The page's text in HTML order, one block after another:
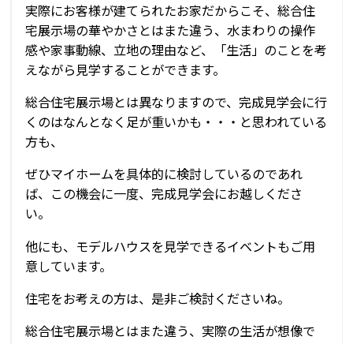
実際にお客様が建てられたお家だからこそ、総合住
宅展示場の華やかさとはまた違う、水まわりの操作
感や家事動線、立地の理由など、「生活」のことを考
えながら見学することができます。
総合住宅展示場とは異なりますので、完成見学会に行
くのはなんとなく足が重いかも・・・と思われている
方も、
ぜひマイホームを具体的に検討しているのであれ
ば、この機会に一度、完成見学会にお越しくださ
い。
他にも、モデルハウスを見学できるイベントもご用
意しています。
住宅をお考えの方は、是非ご検討くださいね。
総合住宅展示場とはまた違う、実際の生活が想像で